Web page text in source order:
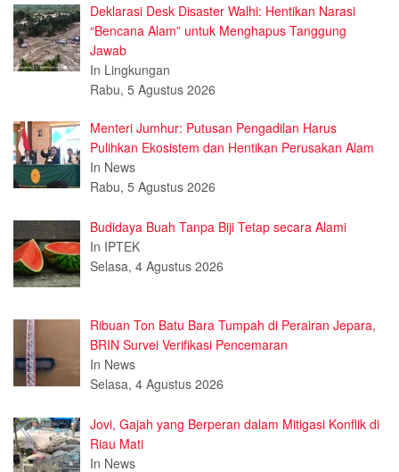
Deklarasi Desk Disaster Walhi: Hentikan Narasi
“Bencana Alam” untuk Menghapus Tanggung
Jawab
In Lingkungan
Rabu, 5 Agustus 2026
Menteri Jumhur: Putusan Pengadilan Harus
Pulihkan Ekosistem dan Hentikan Perusakan Alam
In News
Rabu, 5 Agustus 2026
Budidaya Buah Tanpa Biji Tetap secara Alami
In IPTEK
Selasa, 4 Agustus 2026
Ribuan Ton Batu Bara Tumpah di Perairan Jepara,
BRIN Survei Verifikasi Pencemaran
In News
Selasa, 4 Agustus 2026
Jovi, Gajah yang Berperan dalam Mitigasi Konflik di
Riau Mati
In News